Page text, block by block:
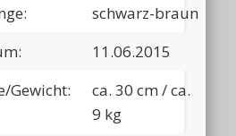
schwarz-braun
11.06.2015
Gewicht:
ca. 30 cm / ca.
9 kg